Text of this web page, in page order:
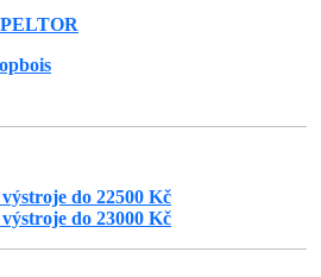
do 22500 Kč
do 23000 Kč